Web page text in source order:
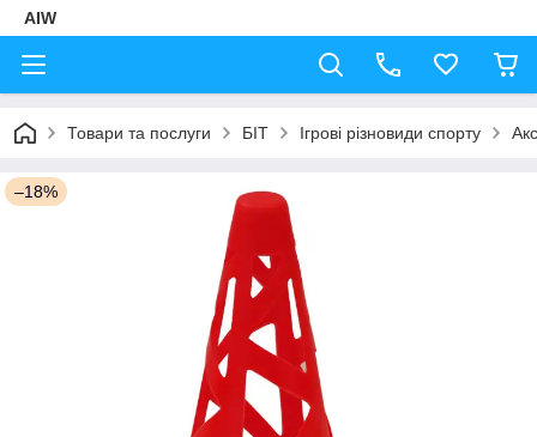
AIW
Товари та послуги БІТ Ігрові різновиди спорту
–18%